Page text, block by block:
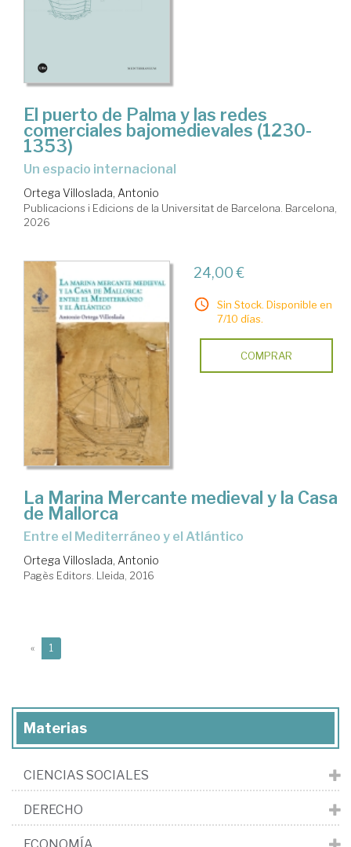
El puerto de Palma y las redes
comerciales bajomedievales (1230-
1353)
Un espacio internacional
Ortega Villoslada, Antonio
Publicacions i Edicions de la Universitat de Barcelona. Barcelona,
2026
24,00 €
Sin Stock. Disponible en
7/10 días.
COMPRAR
La Marina Mercante medieval y la Casa
de Mallorca
entre el Mediterráneo y el Atlántico
Ortega Villoslada, Antonio
Pagès Editors. Lleida, 2016
« 1
Materias
CIENCIAS SOCIALES
DERECHO